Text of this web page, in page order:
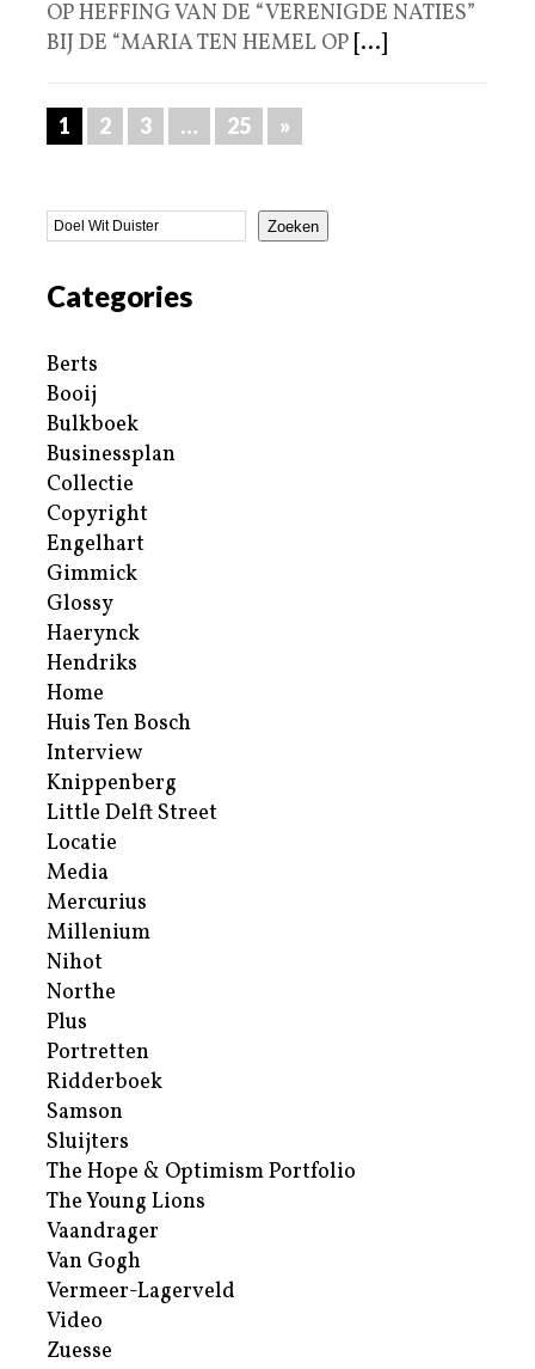
OP HEFFING VAN DE “VERENIGDE NATIES”
BIJ DE “MARIA TEN HEMEL OP [...]
1 2 3 … 25 »
Zoeken
Categories
Berts
Booij
Bulkboek
Businessplan
Collectie
Copyright
Engelhart
Gimmick
Glossy
Haerynck
Hendriks
Home
Huis Ten Bosch
Interview
Knippenberg
Little Delft Street
Locatie
Media
Mercurius
Millenium
Nihot
Northe
Plus
Portretten
Ridderboek
Samson
Sluijters
The Hope & Optimism Portfolio
The Young Lions
Vaandrager
Van Gogh
Vermeer-Lagerveld
Video
Zuesse